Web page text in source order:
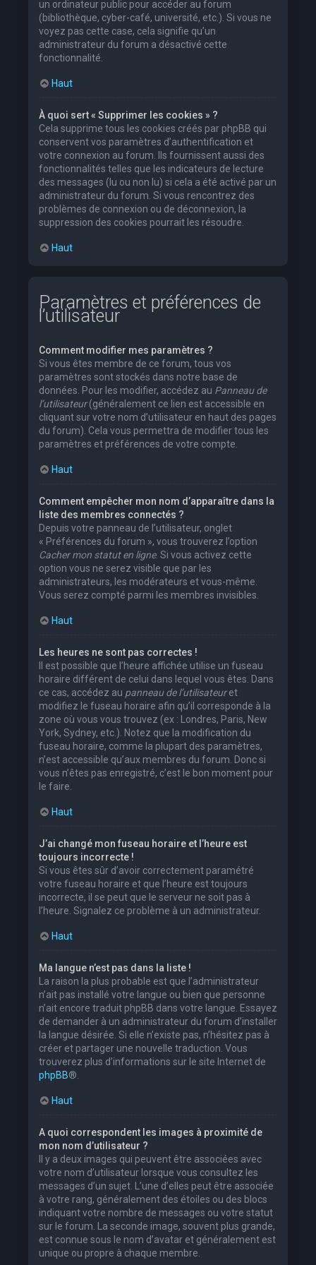
un ordinateur public pour accéder au forum
(bibliothèque, cyber-café, université, etc.). Si vous ne
voyez pas cette case, cela signifie qu’un
administrateur du forum a désactivé cette
fonctionnalité.
Haut
À quoi sert « Supprimer les cookies » ?
Cela supprime tous les cookies créés par phpBB qui
conservent vos paramètres d’authentification et
votre connexion au forum. Ils fournissent aussi des
fonctionnalités telles que les indicateurs de lecture
des messages (lu ou non lu) si cela a été activé par un
administrateur du forum. Si vous rencontrez des
problèmes de connexion ou de déconnexion, la
suppression des cookies pourrait les résoudre.
Haut
Paramètres et préférences de
l’utilisateur
Comment modifier mes paramètres ?
Si vous êtes membre de ce forum, tous vos
paramètres sont stockés dans notre base de
données. Pour les modifier, accédez au Panneau de
l’utilisateur(généralement ce lien est accessible en
cliquant sur votre nom d’utilisateur en haut des pages
du forum). Cela vous permettra de modifier tous les
paramètres et préférences de votre compte.
Haut
Comment empêcher mon nom d’apparaître dans la
liste des membres connectés ?
Depuis votre panneau de l’utilisateur, onglet
« Préférences du forum », vous trouverez l’option
Cacher mon statut en ligne. Si vous activez cette
option vous ne serez visible que par les
administrateurs, les modérateurs et vous-même.
Vous serez compté parmi les membres invisibles.
Haut
Les heures ne sont pas correctes !
Il est possible que l’heure affichée utilise un fuseau
horaire différent de celui dans lequel vous êtes. Dans
ce cas, accédez au panneau de l’utilisateuret
modifiez le fuseau horaire afin qu’il corresponde à la
zone où vous vous trouvez (ex : Londres, Paris, New
York, Sydney, etc.). Notez que la modification du
fuseau horaire, comme la plupart des paramètres,
n’est accessible qu’aux membres du forum. Donc si
vous n’êtes pas enregistré, c’est le bon moment pour
le faire.
Haut
J’ai changé mon fuseau horaire et l’heure est
toujours incorrecte !
Si vous êtes sûr d’avoir correctement paramétré
votre fuseau horaire et que l’heure est toujours
incorrecte, il se peut que le serveur ne soit pas à
l’heure. Signalez ce problème à un administrateur.
Haut
Ma langue n’est pas dans la liste !
La raison la plus probable est que l’administrateur
n’ait pas installé votre langue ou bien que personne
n’ait encore traduit phpBB dans votre langue. Essayez
de demander à un administrateur du forum d’installer
la langue désirée. Si elle n’existe pas, n’hésitez pas à
créer et partager une nouvelle traduction. Vous
trouverez plus d’informations sur le site Internet de
phpBB®.
Haut
A quoi correspondent les images à proximité de
mon nom d’utilisateur ?
Il y a deux images qui peuvent être associées avec
votre nom d’utilisateur lorsque vous consultez les
messages d’un sujet. L’une d’elles peut être associée
à votre rang, généralement des étoiles ou des blocs
indiquant votre nombre de messages ou votre statut
sur le forum. La seconde image, souvent plus grande,
est connue sous le nom d’avatar et généralement est
unique ou propre à chaque membre.